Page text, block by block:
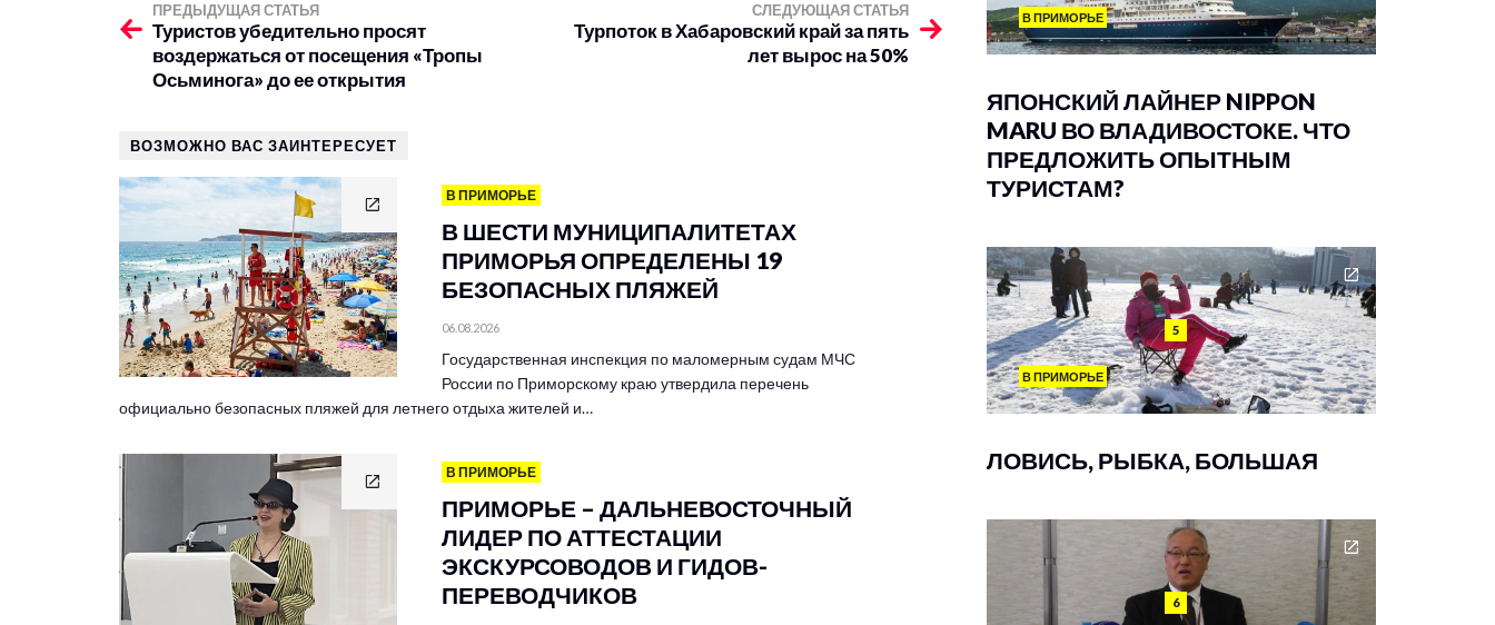
ПРЕДЫДУЩАЯ СТАТЬЯ
Туристов убедительно просят
воздержаться от посещения «Тропы
Осьминога» до ее открытия
СЛЕДУЮЩАЯ СТАТЬЯ
Турпоток в Хабаровский край за пять
лет вырос на 50%
ВОЗМОЖНО ВАС ЗАИНТЕРЕСУЕТ
В ПРИМОРЬЕ
В ШЕСТИ МУНИЦИПАЛИТЕТАХ
ПРИМОРЬЯ ОПРЕДЕЛЕНЫ 19
БЕЗОПАСНЫХ ПЛЯЖЕЙ
06.08.2026
Государственная инспекция по маломерным судам МЧС
России по Приморскому краю утвердила перечень
официально безопасных пляжей для летнего отдыха жителей и…
В ПРИМОРЬЕ
ПРИМОРЬЕ – ДАЛЬНЕВОСТОЧНЫЙ
ЛИДЕР ПО АТТЕСТАЦИИ
ЭКСКУРСОВОДОВ И ГИДОВ-
ПЕРЕВОДЧИКОВ
В ПРИМОРЬЕ
ЯПОНСКИЙ ЛАЙНЕР NIPPОN
MARU ВО ВЛАДИВОСТОКЕ. ЧТО
ПРЕДЛОЖИТЬ ОПЫТНЫМ
ТУРИСТАМ?
5
В ПРИМОРЬЕ
ЛОВИСЬ, РЫБКА, БОЛЬШАЯ
6